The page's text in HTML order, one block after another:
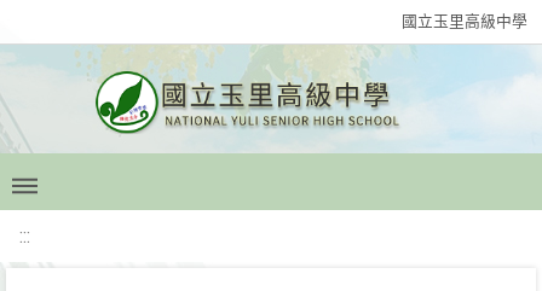
國立玉里高級中學
:::